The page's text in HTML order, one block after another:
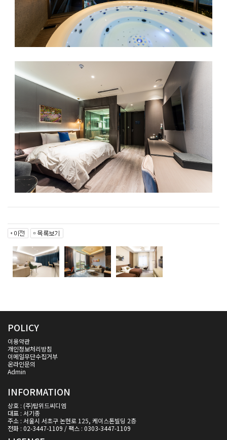
POLICY
이용약관
개인정보처리방침
이메일무단수집거부
온라인문의
Admin
INFORMATION
상호 : (주)탑위드씨디엠
대표 : 서기종
주소 : 서울시 서초구 논현로 125, 케이스톤빌딩 2층
전화 : 02-3447-1109 / 팩스 : 0303-3447-1109